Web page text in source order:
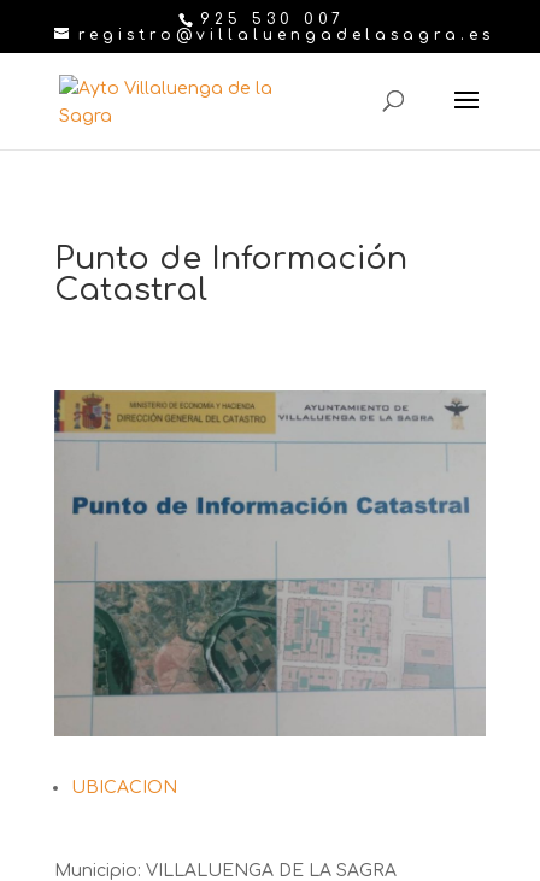
925 530 007
registro@villaluengadelasagra.es
Punto de Información
Catastral
UBICACION
Municipio: VILLALUENGA DE LA SAGRA